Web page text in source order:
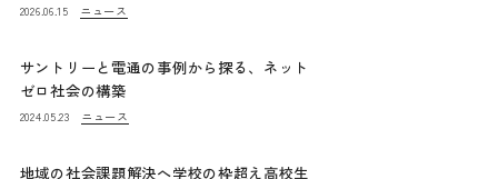
2026.06.15 ニュース
サントリーと電通の事例から探る、ネット
ゼロ社会の構築
2024.05.23 ニュース
地域の社会課題解決へ学校の枠超え高校生